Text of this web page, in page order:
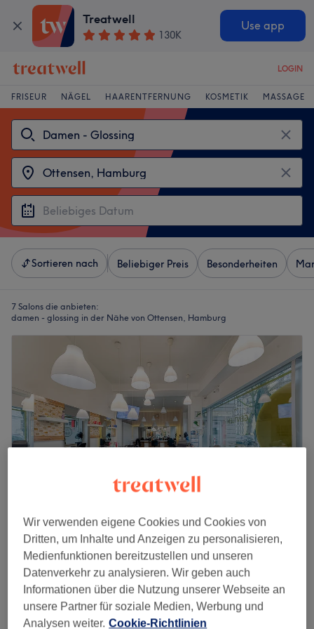
Treatwell
130K
Use app
LOGIN
FRISEUR NÄGEL HAARENTFERNUNG KOSMETIK MASSAGE
Sortieren nach Beliebiger Preis Besonderheiten
7 Salons die anbieten:
damen - glossing in der Nähe von Ottensen, Hamburg
Hair Image Altona
4,2
463 Bewertungen
Altona Bahnhof, Hamburg
Auf Karte anzeigen
Damen - Glossing |Tönung ab
1 Std.
29 €
Schnellansicht Saloninfos
Wir verwenden eigene Cookies und Cookies von
Dritten, um Inhalte und Anzeigen zu personalisieren,
Medienfunktionen bereitzustellen und unseren
Datenverkehr zu analysieren. Wir geben auch
Informationen über die Nutzung unserer Webseite an
unsere Partner für soziale Medien, Werbung und
Analysen weiter. Cookie-Richtlinien